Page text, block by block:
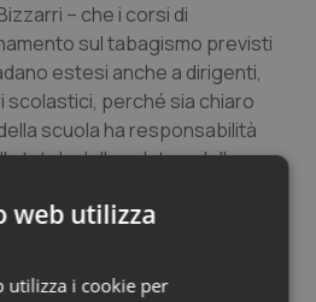
& Testa Collo
– che i corsi di
sul tabagismo previsti
estesi anche a dirigenti,
perché sia chiaro
scuola ha responsabilità
tutela della salute e della
di fumo tra gli studenti è
più frequente per
web utilizza
utilizza i cookie per